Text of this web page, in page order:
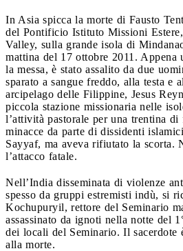
In Asia spicca la morte di Fausto
del Pontificio Istituto Missioni
Valley, sulla grande isola di
mattina del 17 ottobre 2011. Appena
la messa, è stato assalito da due
sparato a sangue freddo, alla testa e
arcipelago delle Filippine, Jesus
piccola stazione missionaria nelle
l’attività pastorale per una trentina
minacce da parte di dissidenti
Sayyaf, ma aveva rifiutato la scorta.
l’attacco fatale.
Nell’India disseminata di violenze
spesso da gruppi estremisti indù, si
Kochupuryil, rettore del Seminario
assassinato da ignoti nella notte del
dei locali del Seminario. Il sacerdote
alla morte.